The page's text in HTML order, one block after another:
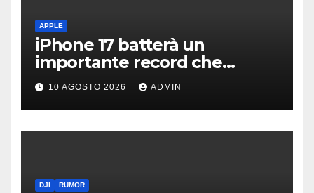
APPLE
iPhone 17 batterà un
importante record che
manca dai tempi del buon
vecchio iPhone 4
10 AGOSTO 2026 ADMIN
DJI RUMOR